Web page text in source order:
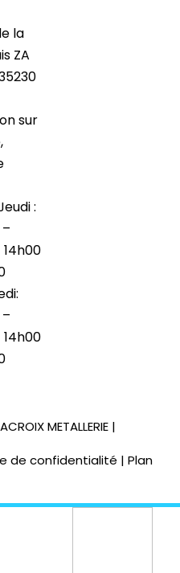
la
ZA
sur
:
14h00
14h00
METALLERIE |
de confidentialité | Plan